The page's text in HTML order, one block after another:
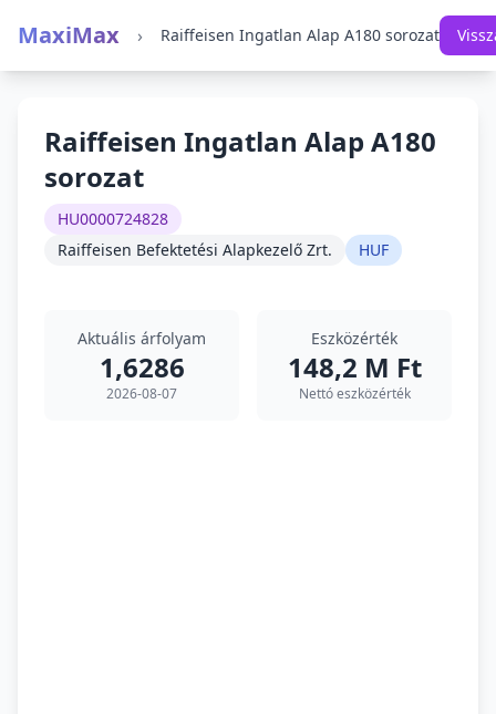
MaxiMax › Raiffeisen Ingatlan Alap A180 sorozat
Raiffeisen Ingatlan Alap A180
sorozat
HU0000724828
Raiffeisen Befektetési Alapkezelő Zrt.
HUF
Aktuális árfolyam
1,6286
2026-08-07
Eszközérték
148,2 M Ft
Nettó eszközérték